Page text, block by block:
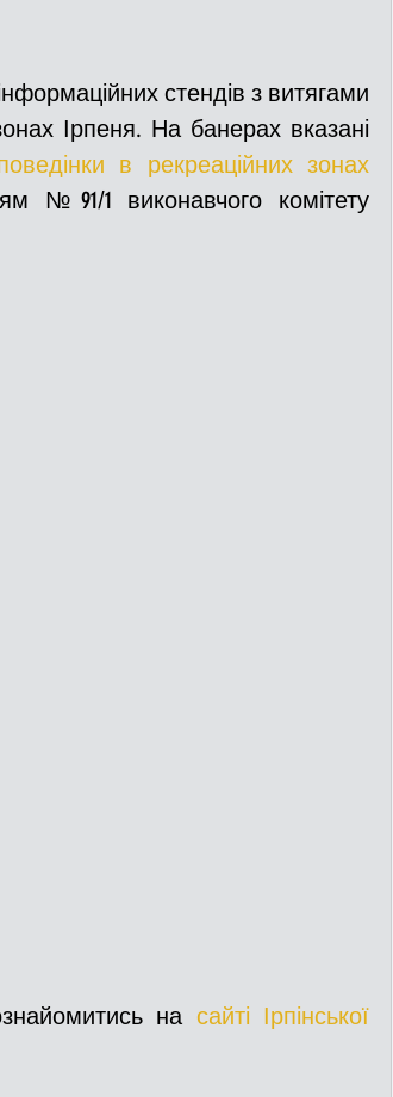
стендів з витягами
Ірпеня. На банерах вказані
в рекреаційних зонах
№91/1 виконавчого комітету
на сайті Ірпінської